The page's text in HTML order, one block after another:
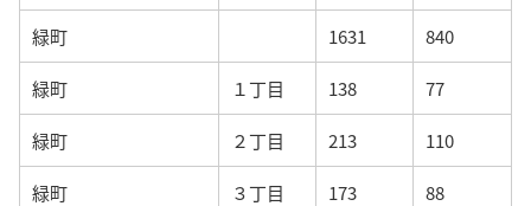
緑町 1631 840
緑町 １丁目 138 77
緑町 ２丁目 213 110
緑町 ３丁目 173 88